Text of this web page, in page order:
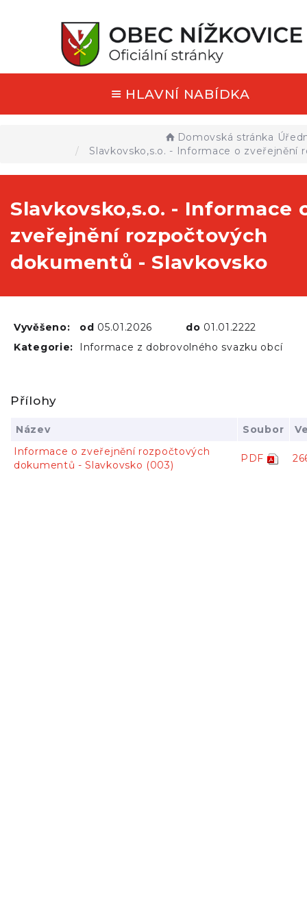
HLAVNÍ NABÍDKA
Domovská stránka
Slavkovsko,s.o. - Informace o
Slavkovsko,s.o. - Informace
zveřejnění rozpočtových
dokumentů - Slavkovsko
Vyvěšeno: od 05.01.2026 do 01.01.2222
Kategorie:
Informace z dobrovolného svazku obcí
Přílohy
Název Soubor
Informace o zveřejnění rozpočtových
dokumentů - Slavkovsko (003)
PDF